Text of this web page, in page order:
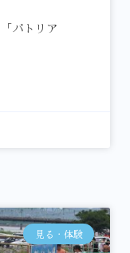
パトリア
見る・体験